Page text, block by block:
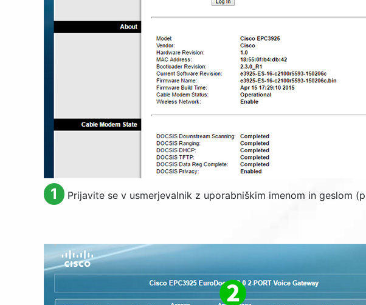
1 Prijavite se v usmerjevalnik z uporabniškim imenom in geslom